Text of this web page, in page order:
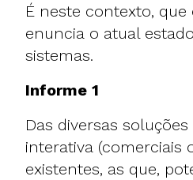
É neste contexto, que
enuncia o atual
sistemas.
Informe 1
Das diversas
interativa (comerciais
existentes, as que,